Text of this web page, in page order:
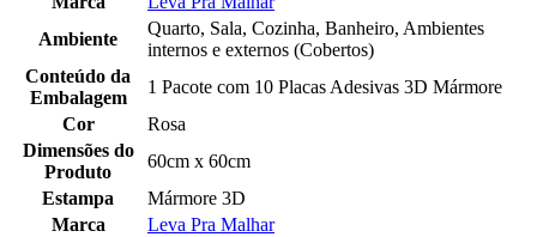
Ambiente
Quarto, Sala, Cozinha, Banheiro, Ambientes
internos e externos (Cobertos)
Conteúdo da
Embalagem
1 Pacote com 10 Placas Adesivas 3D Mármore
Cor
Rosa
Dimensões do
Produto
60cm x 60cm
Estampa
Mármore 3D
Marca
Leva Pra Malhar